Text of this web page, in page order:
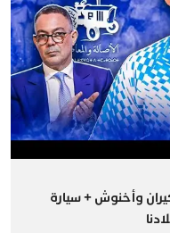
وأخنوش + سيارة